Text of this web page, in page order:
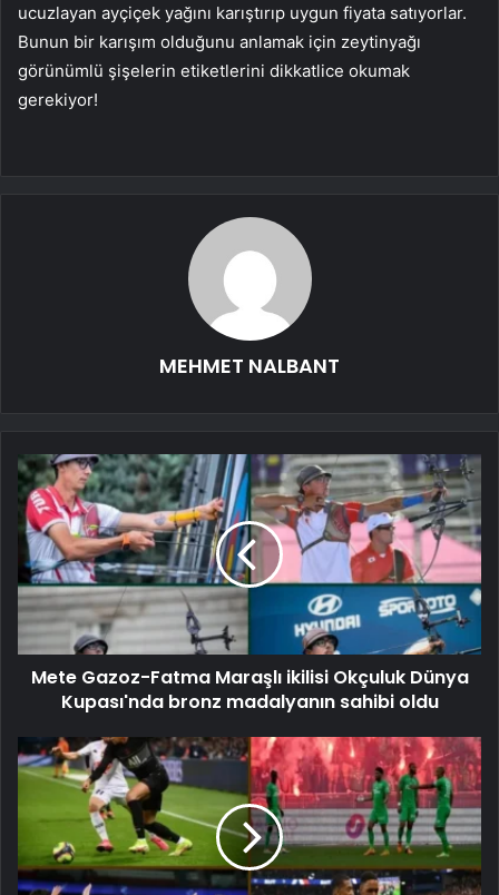
ucuzlayan ayçiçek yağını karıştırıp uygun fiyata satıyorlar.
Bunun bir karışım olduğunu anlamak için zeytinyağı
görünümlü şişelerin etiketlerini dikkatlice okumak
gerekiyor!
MEHMET NALBANT
Mete Gazoz-Fatma Maraşlı ikilisi Okçuluk Dünya
Kupası'nda bronz madalyanın sahibi oldu